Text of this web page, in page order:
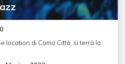
location di Como Città, si terrà la